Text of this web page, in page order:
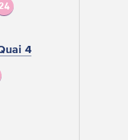
24
4